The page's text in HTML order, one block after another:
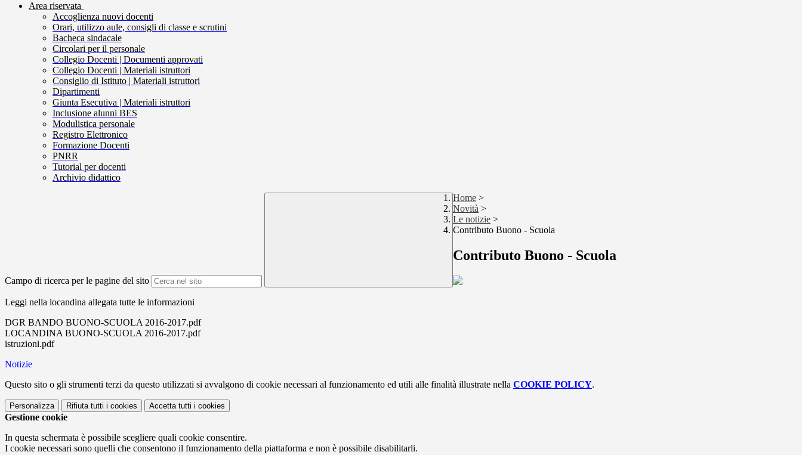
Area riservata
Accoglienza nuovi docenti
Orari, utilizzo aule, consigli di classe e scrutini
Bacheca sindacale
Circolari per il personale
Collegio Docenti | Documenti approvati
Collegio Docenti | Materiali istruttori
Consiglio di Istituto | Materiali istruttori
Dipartimenti
Giunta Esecutiva | Materiali istruttori
Inclusione alunni BES
Modulistica personale
Registro Elettronico
Formazione Docenti
PNRR
Tutorial per docenti
Archivio didattico
Campo di ricerca per le pagine del sito
Home >
Novità >
Le notizie >
Contributo Buono - Scuola
Contributo Buono - Scuola
Leggi nella locandina allegata tutte le informazioni
DGR BANDO BUONO-SCUOLA 2016-2017.pdf
LOCANDINA BUONO-SCUOLA 2016-2017.pdf
istruzioni.pdf
Notizie
Questo sito o gli strumenti terzi da questo utilizzati si avvalgono di cookie necessari al funzionamento ed utili alle finalità illustrate nella COOKIE POLICY.
Personalizza Rifiuta tutti i cookies Accetta tutti i cookies
Gestione cookie
In questa schermata è possibile scegliere quali cookie consentire.
I cookie necessari sono quelli che consentono il funzionamento della piattaforma e non è possibile disabilitarli.